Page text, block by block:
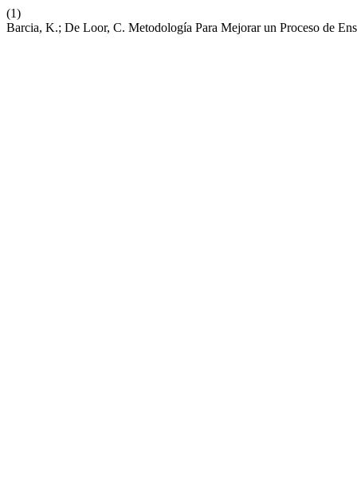
(1)
Barcia, K.; De Loor, C. Metodología Para Mejorar un Proceso de